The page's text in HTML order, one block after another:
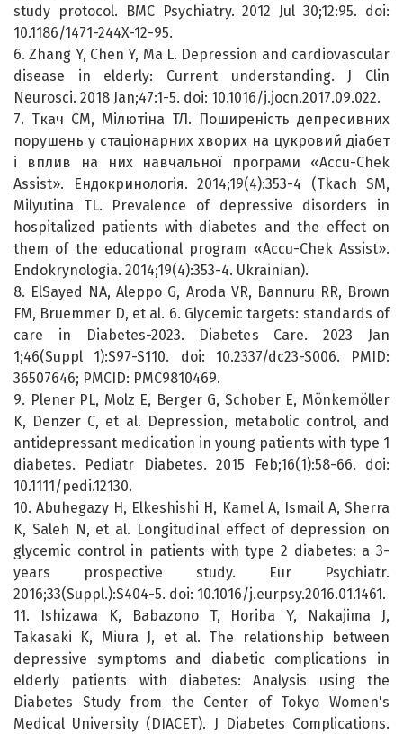
study protocol. BMC Psychiatry. 2012 Jul 30;12:95. doi:
10.1186/1471-244X-12-95.
6. Zhang Y, Chen Y, Ma L. Depression and cardiovascular
disease in elderly: Current understanding. J Clin
Neurosci. 2018 Jan;47:1-5. doi: 10.1016/j.jocn.2017.09.022.
7. Ткач СМ, Мілютіна ТЛ. Поширеність депресивних
порушень у стаціонарних хворих на цукровий діабет
і вплив на них навчальної програми «Accu-Chek
Assist». Ендокринологія. 2014;19(4):353-4 (Tkach SM,
Milyutina TL. Prevalence of depressive disorders in
hospitalized patients with diabetes and the effect on
them of the educational program «Accu-Chek Assist».
Endokrynologia. 2014;19(4):353-4. Ukrainian).
8. ElSayed NA, Aleppo G, Aroda VR, Bannuru RR, Brown
FM, Bruemmer D, et al. 6. Glycemic targets: standards of
care in Diabetes-2023. Diabetes Care. 2023 Jan
1;46(Suppl 1):S97-S110. doi: 10.2337/dc23-S006. PMID:
36507646; PMCID: PMC9810469.
9. Plener PL, Molz E, Berger G, Schober E, Mönkemöller
K, Denzer C, et al. Depression, metabolic control, and
antidepressant medication in young patients with type 1
diabetes. Pediatr Diabetes. 2015 Feb;16(1):58-66. doi:
10.1111/pedi.12130.
10. Abuhegazy H, Elkeshishi H, Kamel A, Ismail A, Sherra
K, Saleh N, et al. Longitudinal effect of depression on
glycemic control in patients with type 2 diabetes: a 3-
years prospective study. Eur Psychiatr.
2016;33(Suppl.):S404-5. doi: 10.1016/j.eurpsy.2016.01.1461.
11. Ishizawa K, Babazono T, Horiba Y, Nakajima J,
Takasaki K, Miura J, et al. The relationship between
depressive symptoms and diabetic complications in
elderly patients with diabetes: Analysis using the
Diabetes Study from the Center of Tokyo Women's
Medical University (DIACET). J Diabetes Complications.